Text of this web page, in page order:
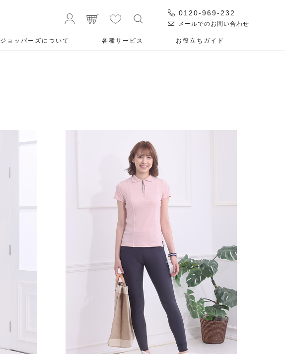
0120-969-232
メールでのお問い合わせ
ジョッパーズについて 各種サービス お役⽴ちガイド